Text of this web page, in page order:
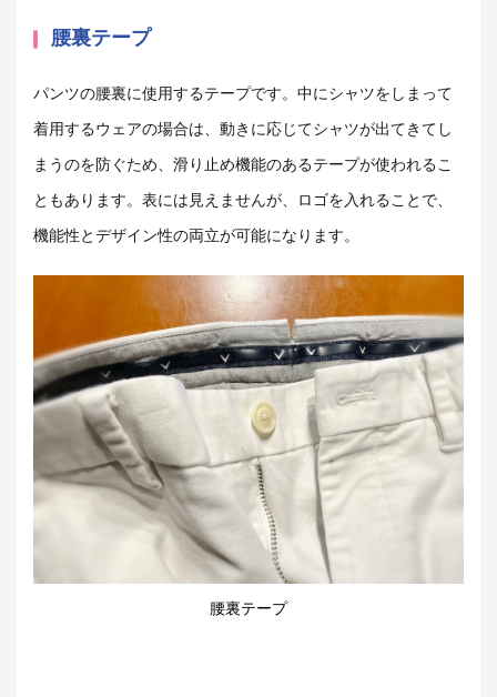
腰裏テープ
パンツの腰裏に使用するテープです。中にシャツをしまって
着用するウェアの場合は、動きに応じてシャツが出てきてし
まうのを防ぐため、滑り止め機能のあるテープが使われるこ
ともあります。表には見えませんが、ロゴを入れることで、
機能性とデザイン性の両立が可能になります。
腰裏テープ